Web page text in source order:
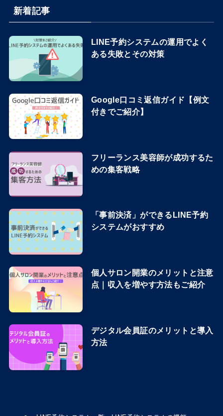
新着記事
LINE予約システムの運用でよく
ある失敗とその対策
Google口コミ返信ガイド【例文
付きでご紹介】
フリーランス美容師が成功するた
めの集客戦略
「事前決済」ができるLINE予約
システムがおすすめ
個人サロン開業のメリットと注意
点｜収入を増やす方法もご紹介
デジタル会員証のメリットと導入
方法